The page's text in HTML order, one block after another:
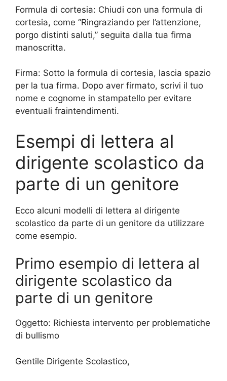
Formula di cortesia: Chiudi con una formula di
cortesia, come “Ringraziando per l’attenzione,
porgo distinti saluti,” seguita dalla tua firma
manoscritta.
Firma: Sotto la formula di cortesia, lascia spazio
per la tua firma. Dopo aver firmato, scrivi il tuo
nome e cognome in stampatello per evitare
eventuali fraintendimenti.
Esempi di lettera al
dirigente scolastico da
parte di un genitore
Ecco alcuni modelli di lettera al dirigente
scolastico da parte di un genitore da utilizzare
come esempio.
Primo esempio di lettera al
dirigente scolastico da
parte di un genitore
Oggetto: Richiesta intervento per problematiche
di bullismo
Gentile Dirigente Scolastico,